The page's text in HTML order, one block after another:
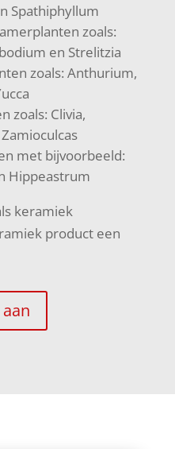
Spathiphyllum
zoals:
en Strelitzia
zoals: Anthurium,
zoals: Clivia,
met bijvoorbeeld:
Hippeastrum
keramiek
product een